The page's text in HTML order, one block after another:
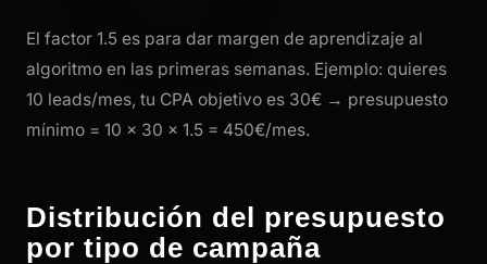
El factor 1.5 es para dar margen de aprendizaje al
algoritmo en las primeras semanas. Ejemplo: quieres
10 leads/mes, tu CPA objetivo es 30€ → presupuesto
mínimo = 10 × 30 × 1.5 = 450€/mes.
Distribución del presupuesto
por tipo de campaña